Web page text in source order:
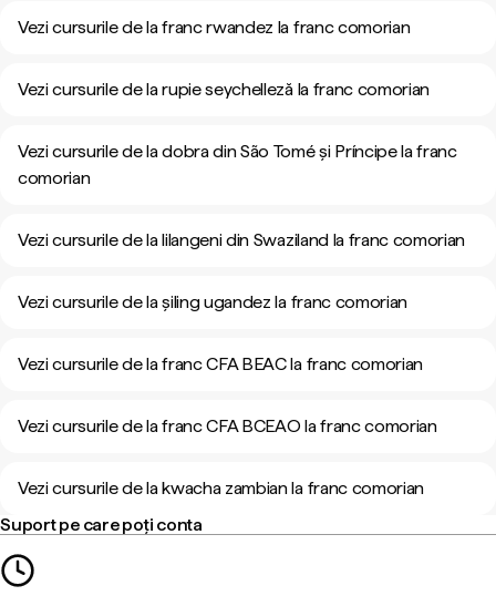
Vezi cursurile de la franc rwandez la franc comorian
Vezi cursurile de la rupie seychelleză la franc comorian
Vezi cursurile de la dobra din São Tomé și Príncipe la franc
comorian
Vezi cursurile de la lilangeni din Swaziland la franc comorian
Vezi cursurile de la șiling ugandez la franc comorian
Vezi cursurile de la franc CFA BEAC la franc comorian
Vezi cursurile de la franc CFA BCEAO la franc comorian
Vezi cursurile de la kwacha zambian la franc comorian
Suport pe care poți conta